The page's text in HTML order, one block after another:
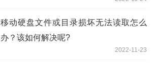
移动硬盘文件或目录损坏无法读取怎么
办？该如何解决呢?
2022-11-23